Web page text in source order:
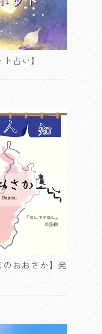
占い】
おおさか】発